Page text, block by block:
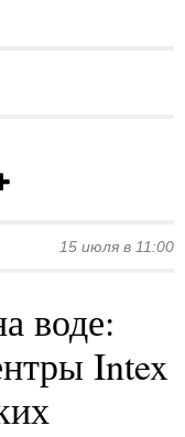
15 июля в 11:00
воде:
Intex